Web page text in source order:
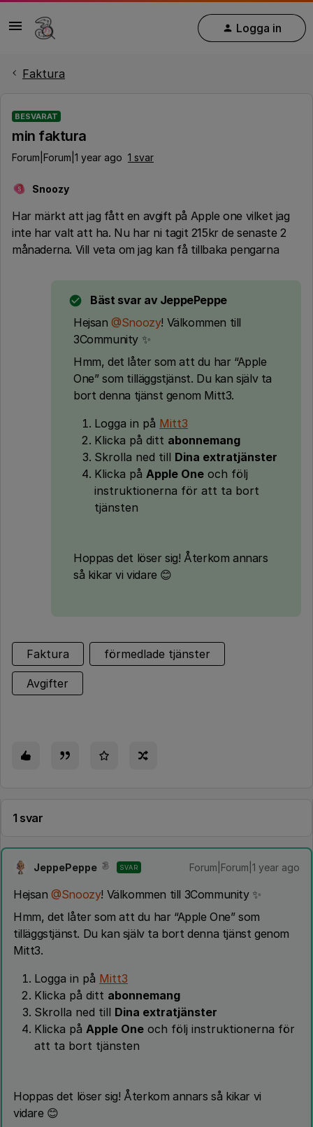
Logga in
Faktura
BESVARAT
min faktura
Forum|Forum|1 year ago 1 svar
S Snoozy
Har märkt att jag fått en avgift på Apple one vilket jag
inte har valt att ha. Nu har ni tagit 215kr de senaste 2
månaderna. Vill veta om jag kan få tillbaka pengarna
Bäst svar av JeppePeppe
Hejsan ​@Snoozy! Välkommen till
3Community ✨
Hmm, det låter som att du har “Apple
One” som tilläggstjänst. Du kan själv ta
bort denna tjänst genom Mitt3.
Logga in på Mitt3
Klicka på ditt abonnemang
Skrolla ned till Dina extratjänster
Klicka på Apple One och följ
instruktionerna för att ta bort
tjänsten
Hoppas det löser sig! Återkom annars
så kikar vi vidare 😊
Faktura förmedlade tjänster
Avgifter
1 svar
JeppePeppe SVAR Forum|Forum|1 year ago
Hejsan ​@Snoozy! Välkommen till 3Community ✨
Hmm, det låter som att du har “Apple One” som
tilläggstjänst. Du kan själv ta bort denna tjänst genom
Mitt3.
Logga in på Mitt3
Klicka på ditt abonnemang
Skrolla ned till Dina extratjänster
Klicka på Apple One och följ instruktionerna för
att ta bort tjänsten
Hoppas det löser sig! Återkom annars så kikar vi
vidare 😊